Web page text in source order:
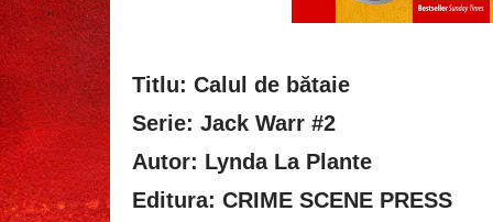
Titlu: Calul de bătaie
Serie: Jack Warr #2
Autor: Lynda La Plante
Editura: CRIME SCENE PRESS